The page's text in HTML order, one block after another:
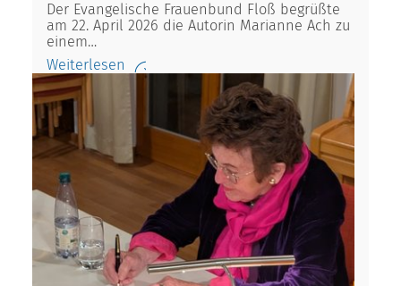
Der Evangelische Frauenbund Floß begrüßte
am 22. April 2026 die Autorin Marianne Ach zu
einem…
Weiterlesen